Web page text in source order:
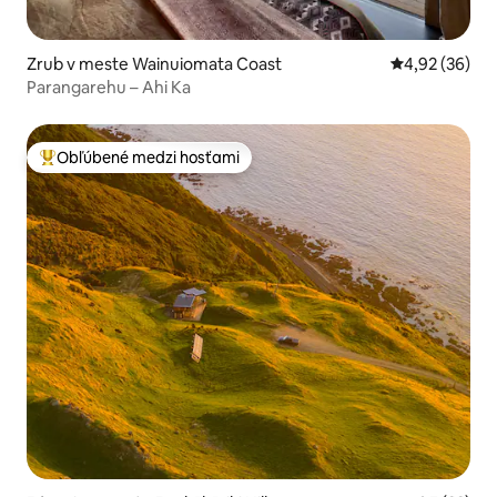
Zrub v meste Wainuiomata Coast Priemerné
4,92 (36)
Parangarehu – Ahi Ka
Najobľúbenejšie medzi hosťami
Obľúbené medzi hosťami